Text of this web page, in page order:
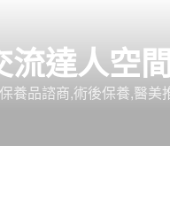
流達人空間
養品諮商,術後保養,醫美